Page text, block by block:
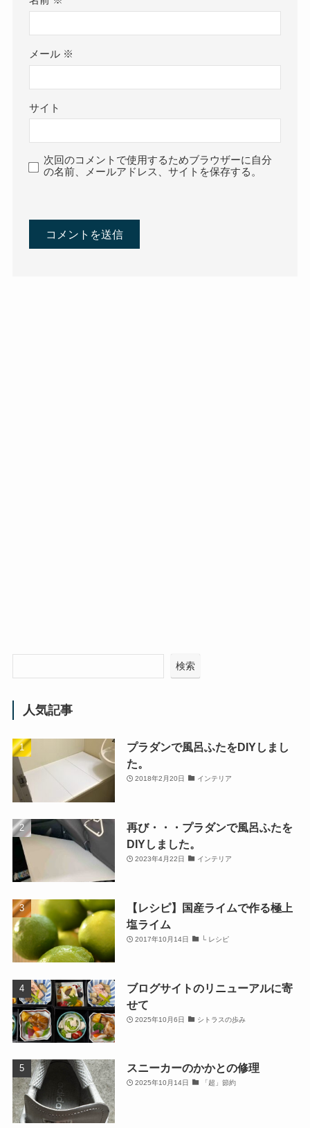
メール ※
サイト
次回のコメントで使用するためブラウザーに自分
の名前、メールアドレス、サイトを保存する。
検索
人気記事
プラダンで風呂ふたをDIYしまし
た。
2018年2月20日 インテリア
再び・・・プラダンで風呂ふたを
DIYしました。
2023年4月22日 インテリア
【レシピ】国産ライムで作る極上
塩ライム
2017年10月14日 └ レシピ
ブログサイトのリニューアルに寄
せて
2025年10月6日 シトラスの歩み
スニーカーのかかとの修理
2025年10月14日 「超」節約